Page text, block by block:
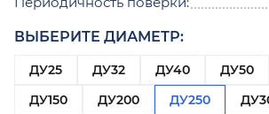
ВЫБЕРИТЕ ДИАМЕТР:
ДУ25 ДУ32 ДУ40 ДУ50
ДУ150
ДУ200 ДУ250